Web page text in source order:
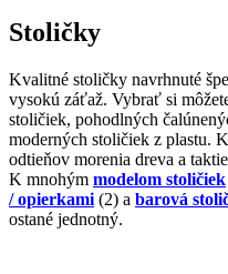
Stoličky
Kvalitné stoličky navrhnuté
vysokú záťaž. Vybrať si
stoličiek, pohodlných
moderných stoličiek z plastu.
odtieňov morenia dreva a
K mnohým modelom stoličiek
/ opierkami (2) a barová
ostané jednotný.